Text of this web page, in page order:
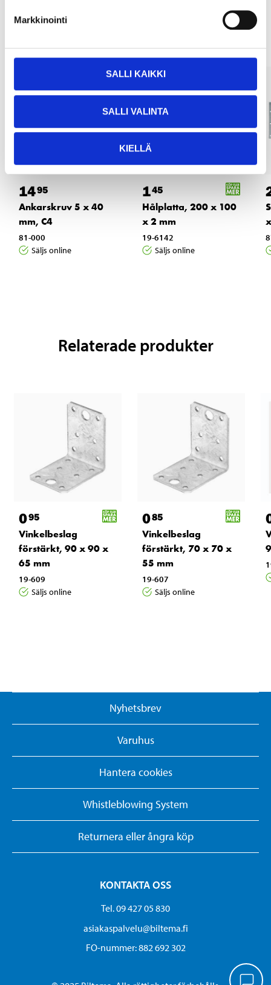
Markkinointi
SALLI KAIKKI
SALLI VALINTA
KIELLÄ
Andra kunder köpte också
1495
Ankarskruv 5 x 40
mm, C4
81-000
Säljs online
145
Hålplatta, 200 x 100
x 2 mm
19-6142
Säljs online
Relaterade produkter
095
Vinkelbeslag
förstärkt, 90 x 90 x
65 mm
19-609
Säljs online
085
Vinkelbeslag
förstärkt, 70 x 70 x
55 mm
19-607
Säljs online
Nyhetsbrev
Varuhus
Hantera cookies
Whistleblowing System
Returnera eller ångra köp
KONTAKTA OSS
Tel. 09 427 05 830
asiakaspalvelu@biltema.fi
FO-nummer:​ 882 692 302